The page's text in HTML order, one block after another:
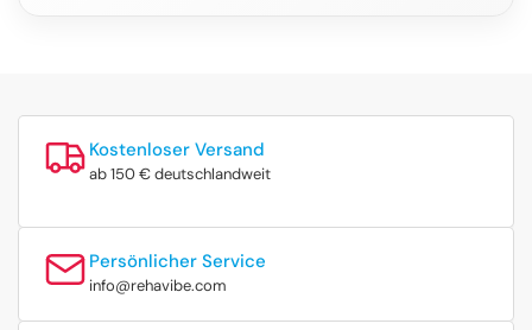
Kostenloser Versand
ab 150 € deutschlandweit
Persönlicher Service
info@rehavibe.com